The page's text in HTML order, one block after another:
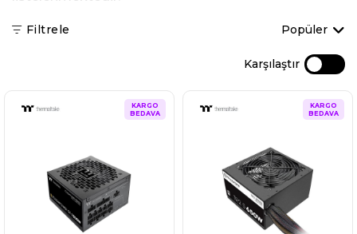
Filtrele Popüler
Karşılaştır
KARGO
BEDAVA
KARGO
BEDAVA